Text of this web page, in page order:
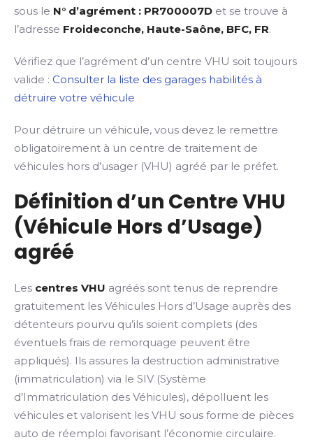
sous le N° d’agrément : PR700007D et se trouve à
l’adresse Froideconche, Haute-Saône, BFC, FR.
Vérifiez que l’agrément d’un centre VHU soit toujours
valide : Consulter la liste des garages habilités à
détruire votre véhicule
Pour détruire un véhicule, vous devez le remettre
obligatoirement à un centre de traitement de
véhicules hors d’usager (VHU) agréé par le préfet.
Définition d’un Centre VHU
(Véhicule Hors d’Usage)
agréé
Les centres VHU agréés sont tenus de reprendre
gratuitement les Véhicules Hors d’Usage auprès des
détenteurs pourvu qu’ils soient complets (des
éventuels frais de remorquage peuvent être
appliqués). Ils assures la destruction administrative
(immatriculation) via le SIV (Système
d’Immatriculation des Véhicules), dépolluent les
véhicules et valorisent les VHU sous forme de pièces
auto de réemploi favorisant l’économie circulaire.